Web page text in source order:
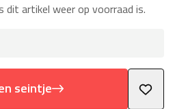
dit artikel weer op voorraad is.
seintje